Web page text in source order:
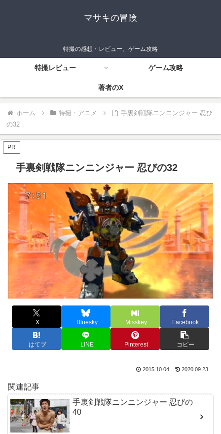
マサキの冒険
特撮の感想・レビュー、ゲーム攻略
特撮レビュー ゲーム攻略
著者のX
ホーム 特撮・アニメ
手裏剣戦隊ニンニンジャー 忍び
の32
PR
手裏剣戦隊ニンニンジャー 忍びの32
X Bluesky Misskey Facebook
はてブ LINE Pinterest コピー
2015.10.04 2020.09.23
関連記事
手裏剣戦隊ニンニンジャー 忍びの
40